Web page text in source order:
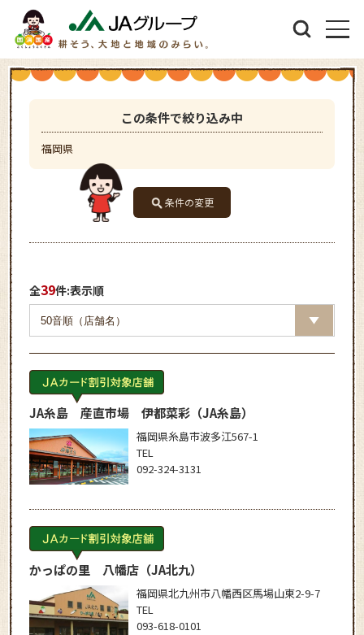
この条件で絞り込み中
福岡県
条件の変更
全39件:表示順
JA糸島 産直市場 伊都菜彩（JA糸島）
福岡県糸島市波多江567-1
TEL
092-324-3131
かっぱの里 八幡店（JA北九）
福岡県北九州市八幡西区馬場山東2-9-7
TEL
093-618-0101